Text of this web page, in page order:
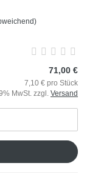
71,00 €
7,10 € pro Stück
MwSt. zzgl. Versand